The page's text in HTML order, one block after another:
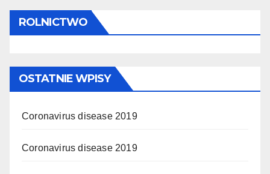
ROLNICTWO
OSTATNIE WPISY
Coronavirus disease 2019
Coronavirus disease 2019